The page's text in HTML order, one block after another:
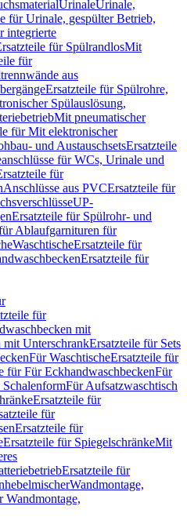
UrinaleUrinale,
für Urinale, gespülter Betrieb,
integrierte
für SpülrandlosMit
für
aus
Ersatzteile für Spülrohre,
Spülauslösung,
Mit pneumatischer
für Mit elektronischer
und AustauschsetsErsatzteile
für WCs, Urinale und
für
Anschlüsse aus PVCErsatzteile für
UP-
Ersatzteile für Spülrohr- und
Ablaufgarnituren für
WaschtischeErsatzteile für
Ersatzteile für
für
mit
mit UnterschrankErsatzteile für Sets
Für WaschtischeErsatzteile für
für Für EckhandwaschbeckenFür
Für Aufsatzwaschtisch
Ersatzteile für
für
Ersatzteile für
Ersatzteile für SpiegelschränkeMit
Ersatzteile für
Wandmontage,
Wandmontage,